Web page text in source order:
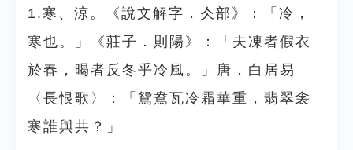
1.寒、涼。《說文解字．仌部》：「冷，
寒也。」《莊子．則陽》：「夫凍者假衣
於春，暍者反冬乎冷風。」唐．白居易
〈長恨歌〉：「鴛鴦瓦冷霜華重，翡翠衾
寒誰與共？」